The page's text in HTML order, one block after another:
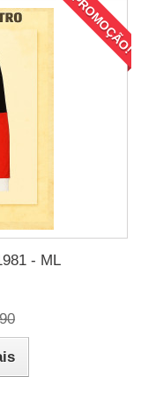
PROMOÇÃO!
- ML